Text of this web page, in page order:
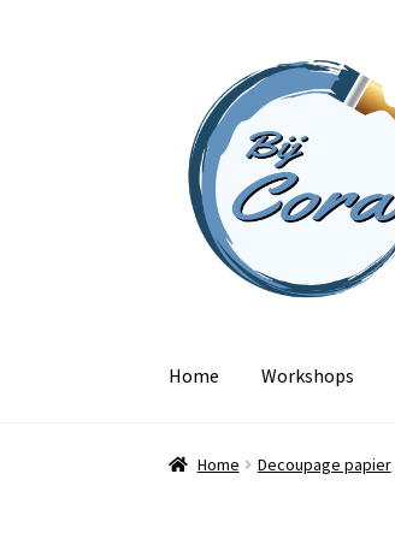
naar
navigatie
inhoud
Home Workshops
Home Decoupage papier